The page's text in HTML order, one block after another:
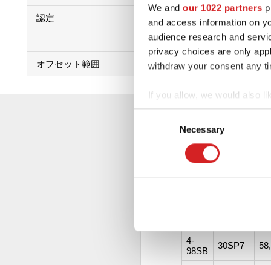
We and our 1022 partners
and access information on
audience research and
privacy choices are only
withdraw your consent any
If you allow, we would also
Collect information
Identify your device by
Find out more about how
information about your use
other information that
Necessary
認定
オフセット範囲 16-55
ウルトラレッジェーラ
※日本版カタログはWebトッ
4-
98SB
30SP7